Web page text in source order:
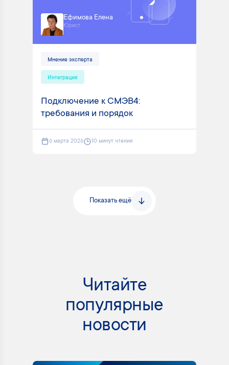
Ефимова Елена
Юрист
Мнение эксперта
Интеграция
Подключение к СМЭВ4:
требования и порядок
6 марта 2026 10 минут чтения
Показать ещё
Читайте
популярные
новости